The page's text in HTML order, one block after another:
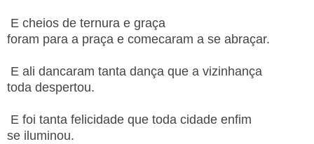
E cheios de ternura e graça
foram para a praça e comecaram a se abraçar.
E ali dancaram tanta dança que a vizinhança
toda despertou.
E foi tanta felicidade que toda cidade enfim
se iluminou.